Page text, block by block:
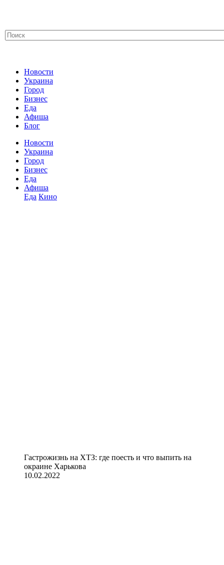
Новости
Украина
Город
Бизнес
Еда
Афиша
Блог
Новости
Украина
Город
Бизнес
Еда
Афиша
Еда Кино
Гастрожизнь на ХТЗ: где поесть и что выпить на
окраине Харькова
10.02.2022